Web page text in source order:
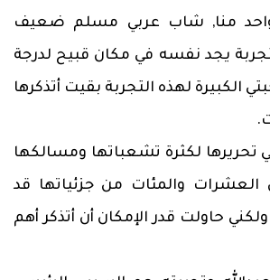
منا, شاب عربي مسلم ضعيف
يجد نفسه في مكان قبيح لدرجة
الكبيرة لهذه التجربة بقيت أتذكرها
تحريرها لكثرة تشعباتها ومسالكها
العشرات والمئات من جزئياتها قد
حاولت قدر الإمكان أن أتذكر أهم